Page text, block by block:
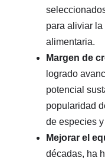
para aliviar
alimentaria.
Margen de
logrado
potencial
popularidad
de especies
Mejorar el
décadas, ha